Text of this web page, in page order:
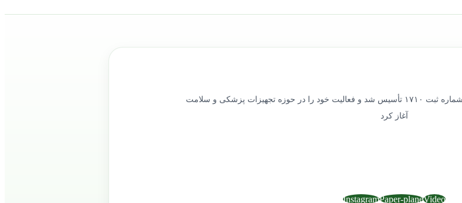
شرکت کامجوطب کوشا در سال ۱۳۹۸ با شماره ثبت ۱۷۱۰ تأسیس شد و فعالیت خود را در حوزه تجهیزات پزشکی و سلامت
آغاز کرد
Video
Paper-plane
Instagram